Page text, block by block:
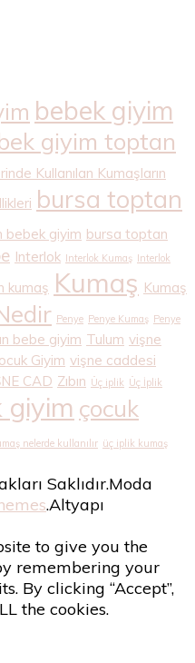
bebek giyim
giyim toptan
Kullanılan Kumaşların
bursa toptan
bebek giyim bursa toptan
Interlok Interlok Kumaş Interlok
kumaş Kumaş Kumaş
Penye Penye Kumaş Penye
bebe giyim Tulum vişne
Giyim vişne caddesi
CAD Zıbın Üç iplik Üç İplik
giyim çocuk
nelerde kullanılır üç iplik kumaş
Saklıdır.Moda
.Altyapı
to give you the
remembering your
By clicking “Accept”,
the cookies.